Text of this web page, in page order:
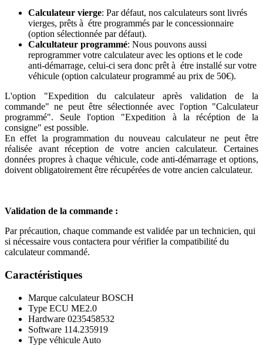
Calculateur vierge: Par défaut, nos calculateurs sont livrés
vierges, prêts à étre programmés par le concessionnaire
(option sélectionnée par défaut).
Calcultateur programmé: Nous pouvons aussi
reprogrammer votre calculateur avec les options et le code
anti-démarrage, celui-ci sera donc prêt à étre installé sur votre
véhicule (option calculateur programmé au prix de 50€).
L'option "Expedition du calculateur après validation de la
commande" ne peut être sélectionnée avec l'option "Calculateur
programmé". Seule l'option "Expedition à la récéption de la
consigne" est possible.
En effet la programmation du nouveau calculateur ne peut être
réalisée avant réception de votre ancien calculateur. Certaines
données propres à chaque véhicule, code anti-démarrage et options,
doivent obligatoirement être récupérées de votre ancien calculateur.
Validation de la commande :
Par précaution, chaque commande est validée par un technicien, qui
si nécessaire vous contactera pour vérifier la compatibilité du
calculateur commandé.
Caractéristiques
Marque calculateur BOSCH
Type ECU ME2.0
Hardware 0235458532
Software 114.235919
Type véhicule Auto